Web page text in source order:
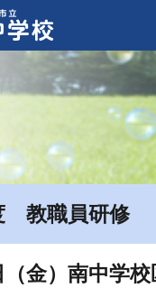
教職員研修
（金）南中学